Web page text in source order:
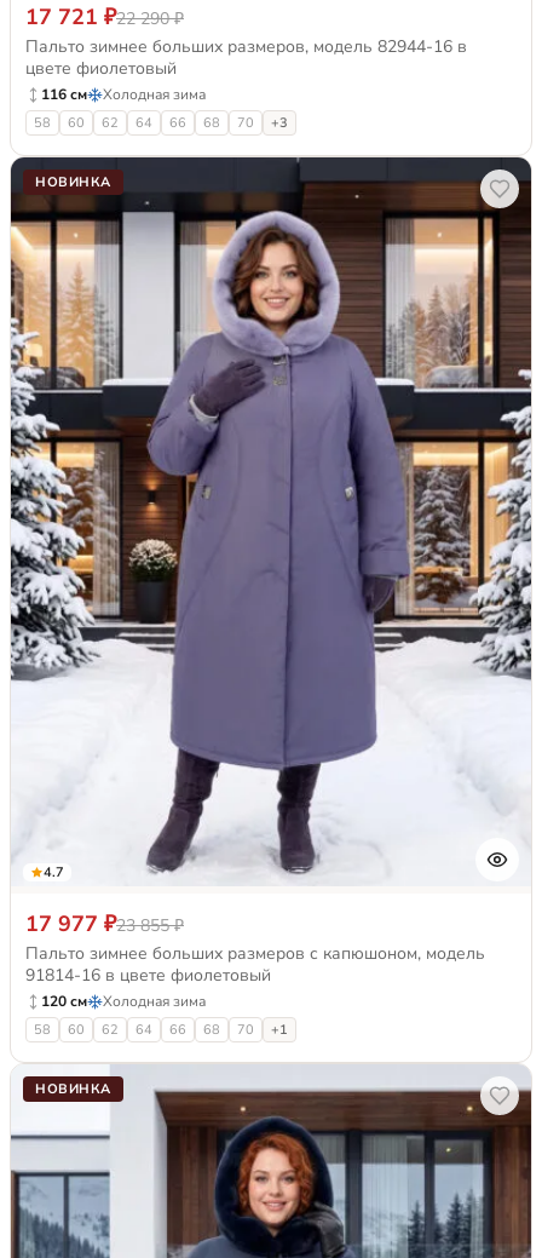
17 721 ₽22 290 ₽
Пальто зимнее больших размеров, модель 82944-16 в
цвете фиолетовый
116 см Холодная зима
58 60 62 64 66 68 70 +3
НОВИНКА
4.7
17 977 ₽23 855 ₽
Пальто зимнее больших размеров с капюшоном, модель
91814-16 в цвете фиолетовый
120 см Холодная зима
58 60 62 64 66 68 70 +1
НОВИНКА